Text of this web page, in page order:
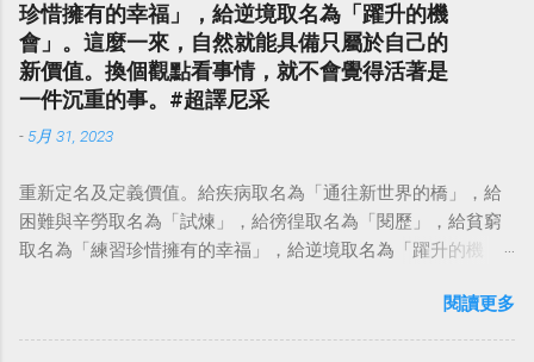
珍惜擁有的幸福」，給逆境取名為「躍升的機
會」。這麼一來，自然就能具備只屬於自己的
新價值。換個觀點看事情，就不會覺得活著是
一件沉重的事。#超譯尼采
- 5月 31, 2023
重新定名及定義價值。給疾病取名為「通往新世界的橋」，給
困難與辛勞取名為「試煉」，給徬徨取名為「閱歷」，給貧窮
取名為「練習珍惜擁有的幸福」，給逆境取名為「躍升的機
點看事情，就不會覺得活著是一件沉重的事。#超譯尼采 — 中
華名言 - Chinese Quotes (@chinese_quotes) May 23, 2023
閱讀更多